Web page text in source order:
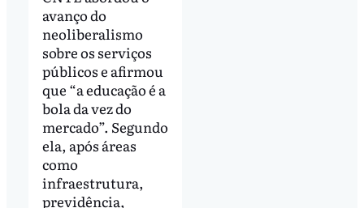
avanço do
neoliberalismo
sobre os serviços
públicos e afirmou
que “a educação é a
bola da vez do
mercado”. Segundo
ela, após áreas
como
infraestrutura,
previdência,